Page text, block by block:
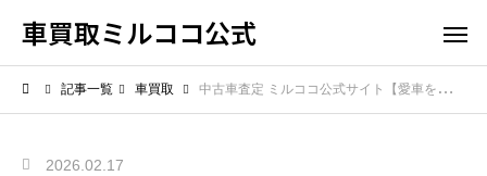
車買取ミルココ公式
記事一覧 車買取 中古車査定 ミルココ公式サイト【愛車を高額買取】
2026.02.17